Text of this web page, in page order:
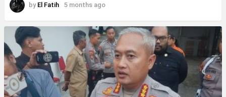
by El Fatih 5 months ago